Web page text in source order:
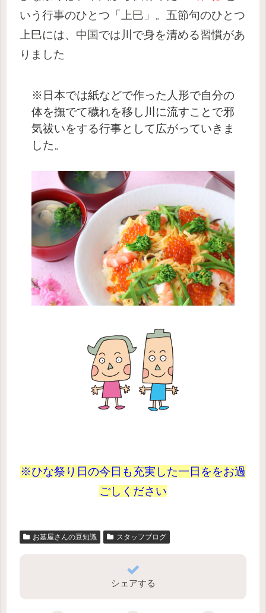
いう行事のひとつ「上巳」。五節句のひとつ
上巳には、中国では川で身を清める習慣があ
りました
※日本では紙などで作った人形で自分の
体を撫でて穢れを移し川に流すことで邪
気祓いをする行事として広がっていきま
した。
※ひな祭り日の今日も充実した一日ををお過
ごしください
お墓屋さんの豆知識 スタッフブログ
シェアする